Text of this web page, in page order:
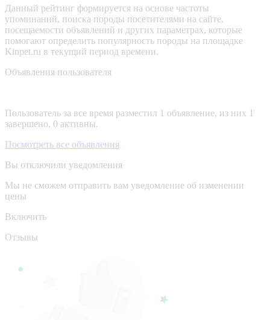
Данный рейтинг формируется на основе частоты
упоминаний, поиска породы посетителями на сайте,
посещаемости объявлений и других параметрах, которые
помогают определить популярность породы на площадке
Kinpet.ru в текущий период времени.
Объявления пользователя
Пользователь за все время разместил 1 объявление, из них 1
завершено, 0 активны.
Посмотреть все объявления
Вы отключили уведомления
Мы не сможем отправить вам уведомление об изменении
цены
Включить
Отзывы